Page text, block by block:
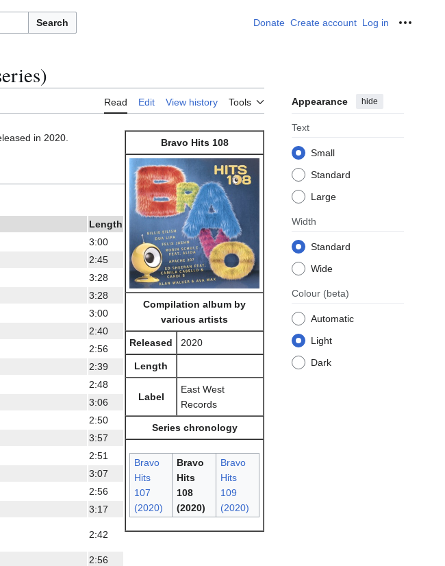
Search Donate Create account Log in
Read Edit View history Tools Appearance hide
Text
Small
Standard
Large
Width
Standard
Wide
Colour (beta)
Automatic
Light
Dark
Bravo Hits 108
Compilation album by
various artists
Released 2020
Length
Label
East West
Records
Series chronology
Bravo
Hits
107
(2020)
Bravo
Hits
108
(2020)
Bravo
Hits
109
(2020)
in 2020.
Length
3:00
2:45
3:28
3:28
3:00
2:40
2:56
2:39
2:48
3:06
2:50
3:57
2:51
3:07
2:56
3:17
2:42
2:56